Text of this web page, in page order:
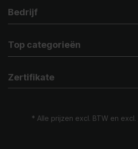
Bedrijf
Top categorieën
Zertifikate
* Alle prijzen excl. BTW en excl.